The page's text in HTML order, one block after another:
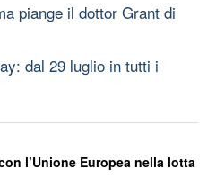
piange il dottor Grant di
dal 29 luglio in tutti i
l’Unione Europea nella lotta